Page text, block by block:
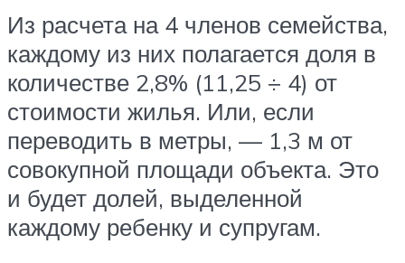
Из расчета на 4 членов семейства,
каждому из них полагается доля в
количестве 2,8% (11,25 ÷ 4) от
стоимости жилья. Или, если
переводить в метры, — 1,3 м от
совокупной площади объекта. Это
и будет долей, выделенной
каждому ребенку и супругам.